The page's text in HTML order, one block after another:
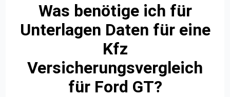
Was benötige ich für
Unterlagen Daten für eine
Kfz
Versicherungsvergleich
für Ford GT?